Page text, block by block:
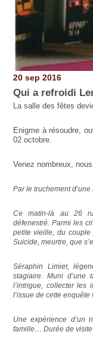
20 sep 2016
Qui a refroidi
La salle des fêtes
Enigme à résoudre,
02 octobre.
Venez nombreux,
Par le truchement
Ce matin-là au 26
défenestré. Parmi les
petite vieille, du couple
Suicide, meurtre, que
Séraphin Limier,
stagiaire. Muni d’une
l’intrigue, collecter les
l’issue de cette
Une expérience d’un
famille… Durée de visite